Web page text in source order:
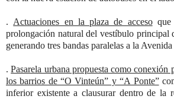
. Actuaciones en la plaza de accesoque
prolongación natural del vestíbulo principal
generando tres bandas paralelas a la
.Pasarela urbana propuesta como conexión
los barrios de “O Vinteún” y “A Ponte”
inferior existente a clausurar dentro de la